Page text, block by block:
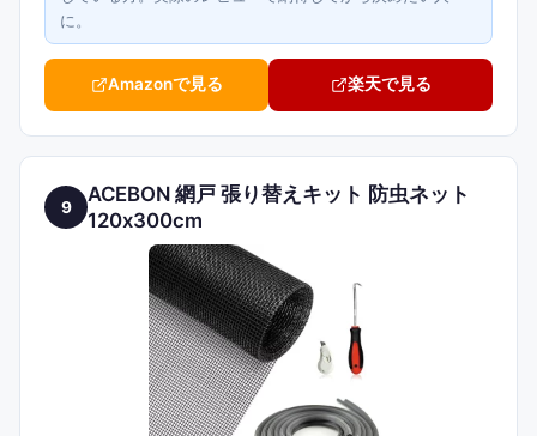
に。
Amazonで見る 楽天で見る
9
ACEBON 網戸 張り替えキット 防虫ネット
120x300cm